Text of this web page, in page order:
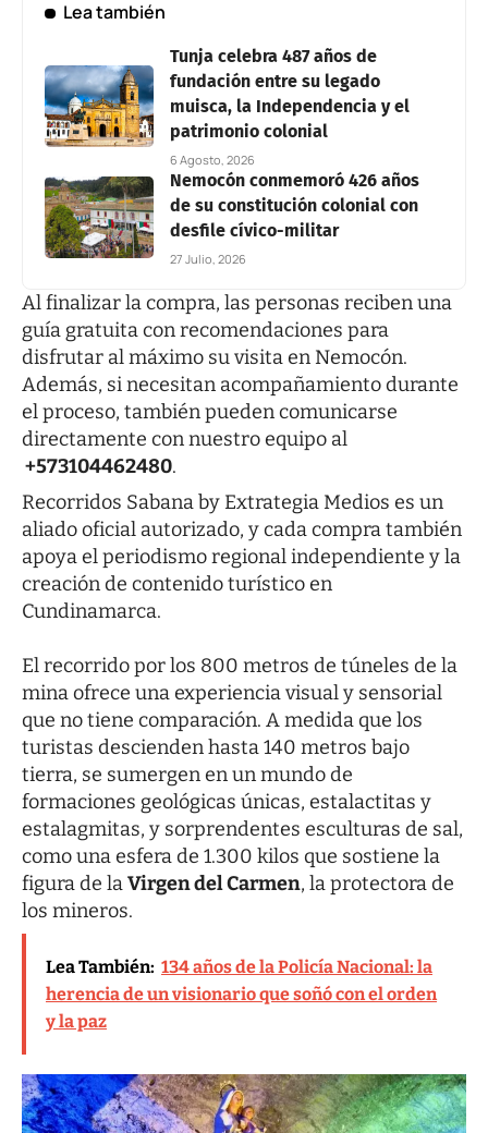
Lea también
Tunja celebra 487 años de
fundación entre su legado
muisca, la Independencia y el
patrimonio colonial
6 Agosto, 2026
Nemocón conmemoró 426 años
de su constitución colonial con
desfile cívico-militar
27 Julio, 2026
Al finalizar la compra, las personas reciben una
guía gratuita con recomendaciones para
disfrutar al máximo su visita en Nemocón.
Además, si necesitan acompañamiento durante
el proceso, también pueden comunicarse
directamente con nuestro equipo al
+573104462480.
Recorridos Sabana by Extrategia Medios es un
aliado oficial autorizado, y cada compra también
apoya el periodismo regional independiente y la
creación de contenido turístico en
Cundinamarca.
El recorrido por los 800 metros de túneles de la
mina ofrece una experiencia visual y sensorial
que no tiene comparación. A medida que los
turistas descienden hasta 140 metros bajo
tierra, se sumergen en un mundo de
formaciones geológicas únicas, estalactitas y
estalagmitas, y sorprendentes esculturas de sal,
como una esfera de 1.300 kilos que sostiene la
figura de laVirgen del Carmen, la protectora de
los mineros.
Lea También: 134 años de la Policía Nacional: la
herencia de un visionario que soñó con el orden
y la paz